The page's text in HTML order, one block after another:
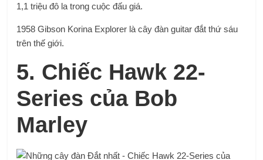
1,1 triệu đô la trong cuộc đấu giá.
1958 Gibson Korina Explorer là cây đàn guitar đắt thứ sáu
trên thế giới.
5. Chiếc Hawk 22-
Series của Bob
Marley